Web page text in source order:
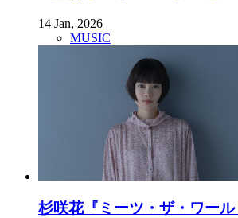
14 Jan, 2026
MUSIC
杉咲花『ミーツ・ザ・ワー